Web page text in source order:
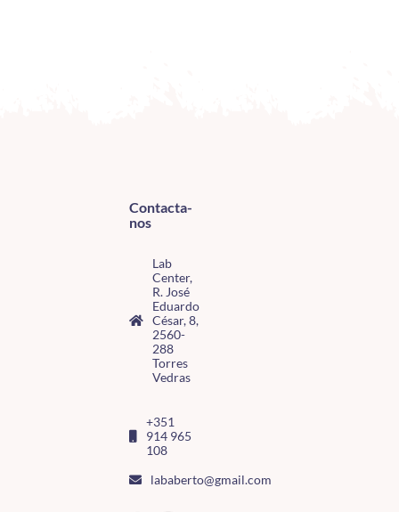
Contacta-
nos
Lab
Center,
R. José
Eduardo
César, 8,
2560-
288
Torres
Vedras
+351
914 965
108
lababerto@gmail.com